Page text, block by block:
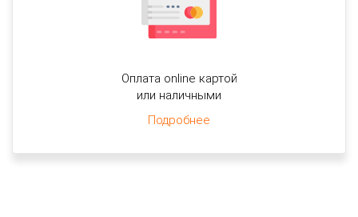
Оплата online картой
или наличными
Подробнее